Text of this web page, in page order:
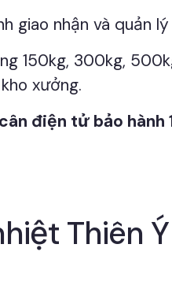
nhận và quản lý
150kg, 300kg,
xưởng.
cân điện tử bảo hành
Thiên Ý